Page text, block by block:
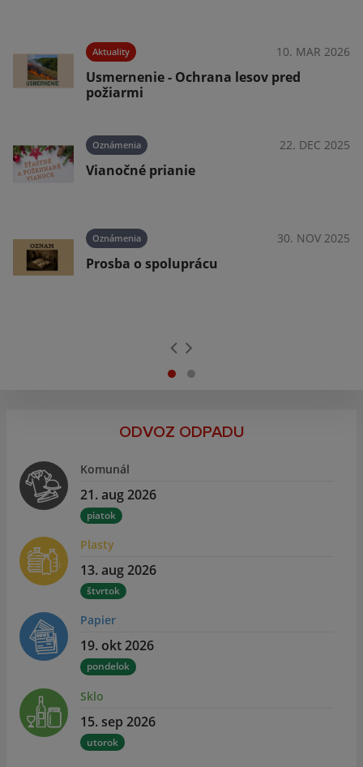
Aktuality 10. MAR 2026
Usmernenie - Ochrana lesov pred
požiarmi
Oznámenia 22. DEC 2025
Vianočné prianie
Oznámenia 30. NOV 2025
Prosba o spoluprácu
ODVOZ ODPADU
Komunál
21. aug 2026
piatok
Plasty
13. aug 2026
štvrtok
Papier
19. okt 2026
pondelok
Sklo
15. sep 2026
utorok